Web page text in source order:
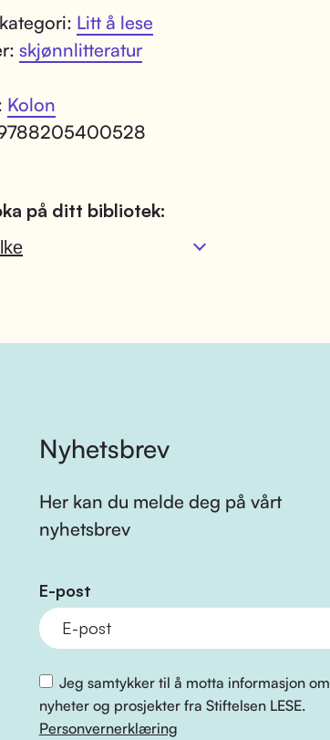
Litt å lese
skjønnlitteratur
Kolon
på ditt bibliotek:
Nyhetsbrev
Her kan du melde deg på vårt
nyhetsbrev
E-post
Jeg samtykker til å motta informasjon om
nyheter og prosjekter fra Stiftelsen LESE.
Personvernerklæring